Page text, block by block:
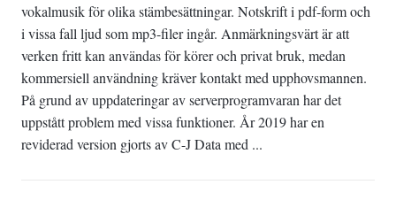
vokalmusik för olika stämbesättningar. Notskrift i pdf-form och
i vissa fall ljud som mp3-filer ingår. Anmärkningsvärt är att
verken fritt kan användas för körer och privat bruk, medan
kommersiell användning kräver kontakt med upphovsmannen.
På grund av uppdateringar av serverprogramvaran har det
uppstått problem med vissa funktioner. År 2019 har en
reviderad version gjorts av C-J Data med ...